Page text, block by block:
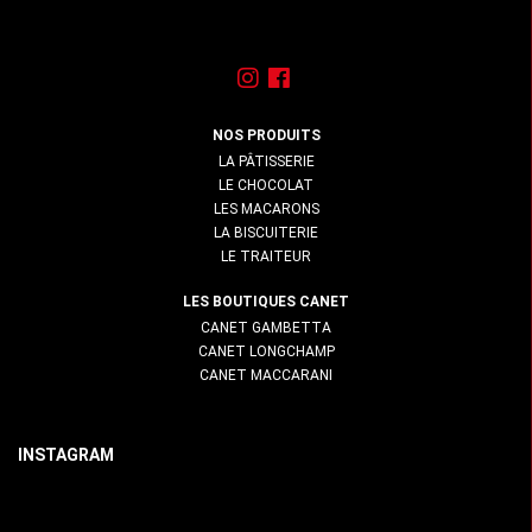
NOS PRODUITS
LA PÂTISSERIE
LE CHOCOLAT
LES MACARONS
LA BISCUITERIE
LE TRAITEUR
LES BOUTIQUES CANET
CANET GAMBETTA
CANET LONGCHAMP
CANET MACCARANI
INSTAGRAM